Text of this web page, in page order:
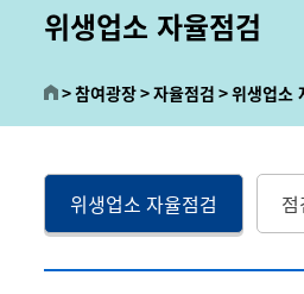
위생업소 자율점검
참여광장 자율점검 위생업소
위생업소 자율점검